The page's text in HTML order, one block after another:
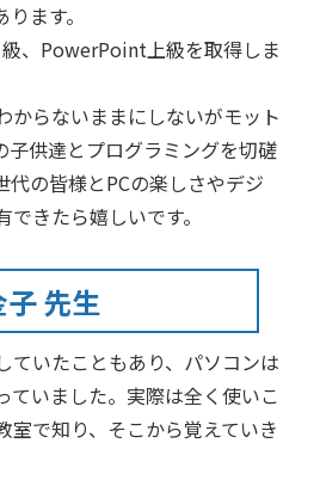
ます。
、PowerPoint上級を取得しま
からないままにしないがモット
子供達とプログラミングを切磋
代の皆様とPCの楽しさやデジ
きたら嬉しいです。
子 先生
ていたこともあり、パソコンは
ていました。実際は全く使いこ
室で知り、そこから覚えていき